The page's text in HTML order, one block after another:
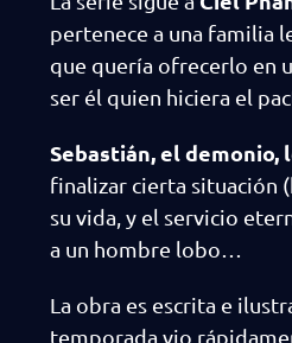
pertenece a una familia
que quería ofrecerlo en
ser él quien hiciera el
Sebastián, el demonio,
finalizar cierta situación
su vida, y el servicio
a un hombre lobo…
La obra es escrita e
temporada vio